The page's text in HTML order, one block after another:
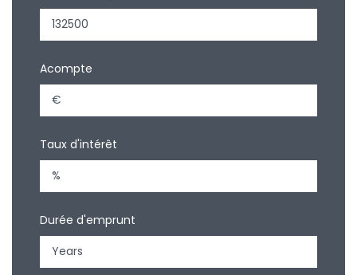
Acompte
Taux d'intérêt
Durée d'emprunt